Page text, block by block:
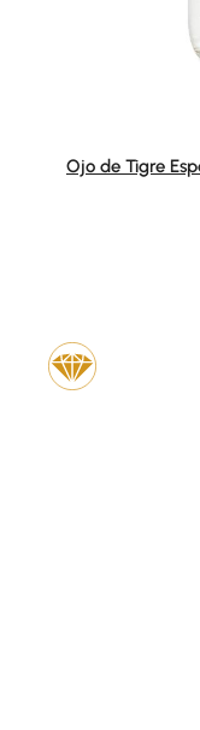
Durchschnittliche
Ojo de Tigre